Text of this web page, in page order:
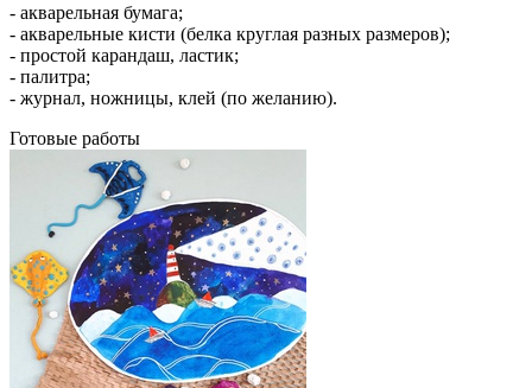
- акварельная бумага;
- акварельные кисти (белка круглая разных размеров);
- простой карандаш, ластик;
- палитра;
- журнал, ножницы, клей (по желанию).
Готовые работы